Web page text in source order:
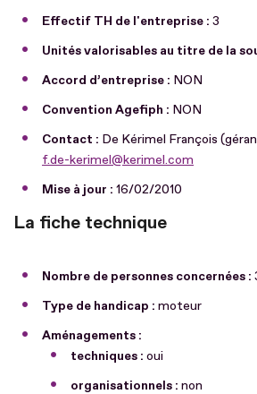
Effectif TH de l'entreprise : 3
Unités valorisables au titre de la
Accord d’entreprise : NON
Convention Agefiph : NON
Contact : De Kérimel François
f.de-kerimel@kerimel.com
Mise à jour : 16/02/2010
La fiche technique
Nombre de personnes concernées :
Type de handicap : moteur
Aménagements :
techniques : oui
organisationnels : non